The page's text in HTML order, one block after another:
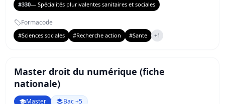
#330— Spécialités plurivalentes sanitaires et sociales
Formacode
#Sciences sociales #Recherche action #Sante +1
Master droit du numérique (fiche
nationale)
Master Bac +5